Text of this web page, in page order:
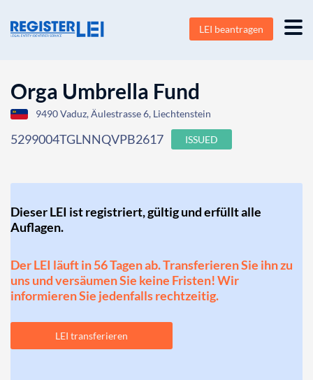
LEI beantragen
Orga Umbrella Fund
9490 Vaduz, Äulestrasse 6, Liechtenstein
5299004TGLNNQVPB2617 ISSUED
Dieser LEI ist registriert, gültig und erfüllt alle
Auflagen.
Der LEI läuft in 56 Tagen ab. Transferieren Sie ihn zu
uns und versäumen Sie keine Fristen! Wir
informieren Sie jedenfalls rechtzeitig.
LEI transferieren